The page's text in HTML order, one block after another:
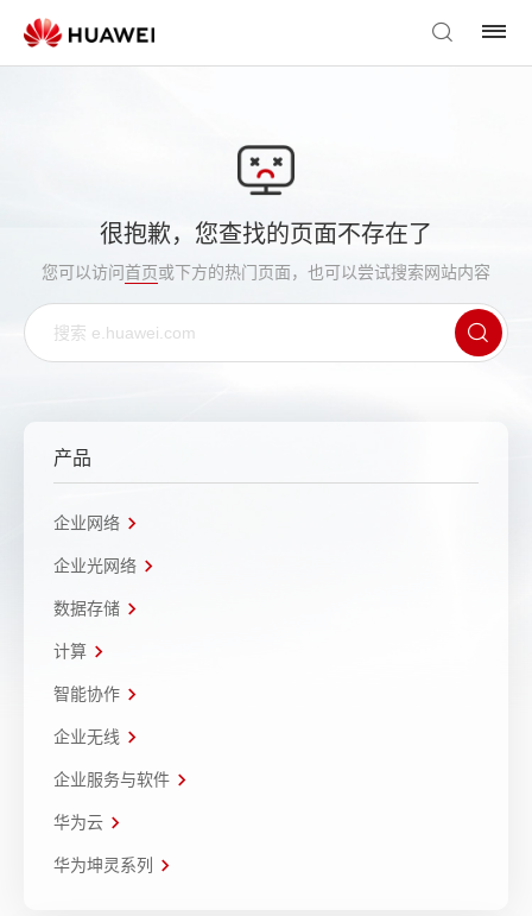
很抱歉，您查找的页面不存在了
您可以访问首页或下方的热门页面，也可以尝试搜索网站内容
产品
企业网络
企业光网络
数据存储
计算
智能协作
企业无线
企业服务与软件
华为云
华为坤灵系列